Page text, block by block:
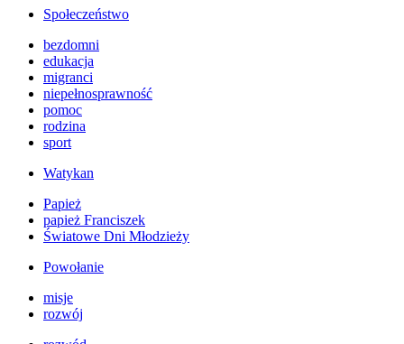
Społeczeństwo
bezdomni
edukacja
migranci
niepełnosprawność
pomoc
rodzina
sport
Watykan
Papież
papież Franciszek
Światowe Dni Młodzieży
Powołanie
misje
rozwój